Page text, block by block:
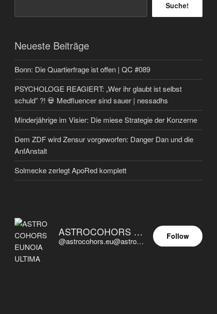
Suche!
Neueste Beiträge
Bonn: Die Quartierfrage ist offen | QC #089
PSYCHOLOGE REAGIERT: „Wer ihr glaubt ist selbst
schuld” ?! 💀 Medfluencer sind sauer | nessadhs
Minderjährige im Visier: Die miese Strategie der Konzerne
Dem ZDF wird Zensur vorgeworfen: Danger Dan und die
AnfAnstalt
Solmecke zerlegt ApoRed komplett
ASTROCOHORS EUNOIA ULTIMA
@astrocohors.eu@astrocohors.eu
Follow